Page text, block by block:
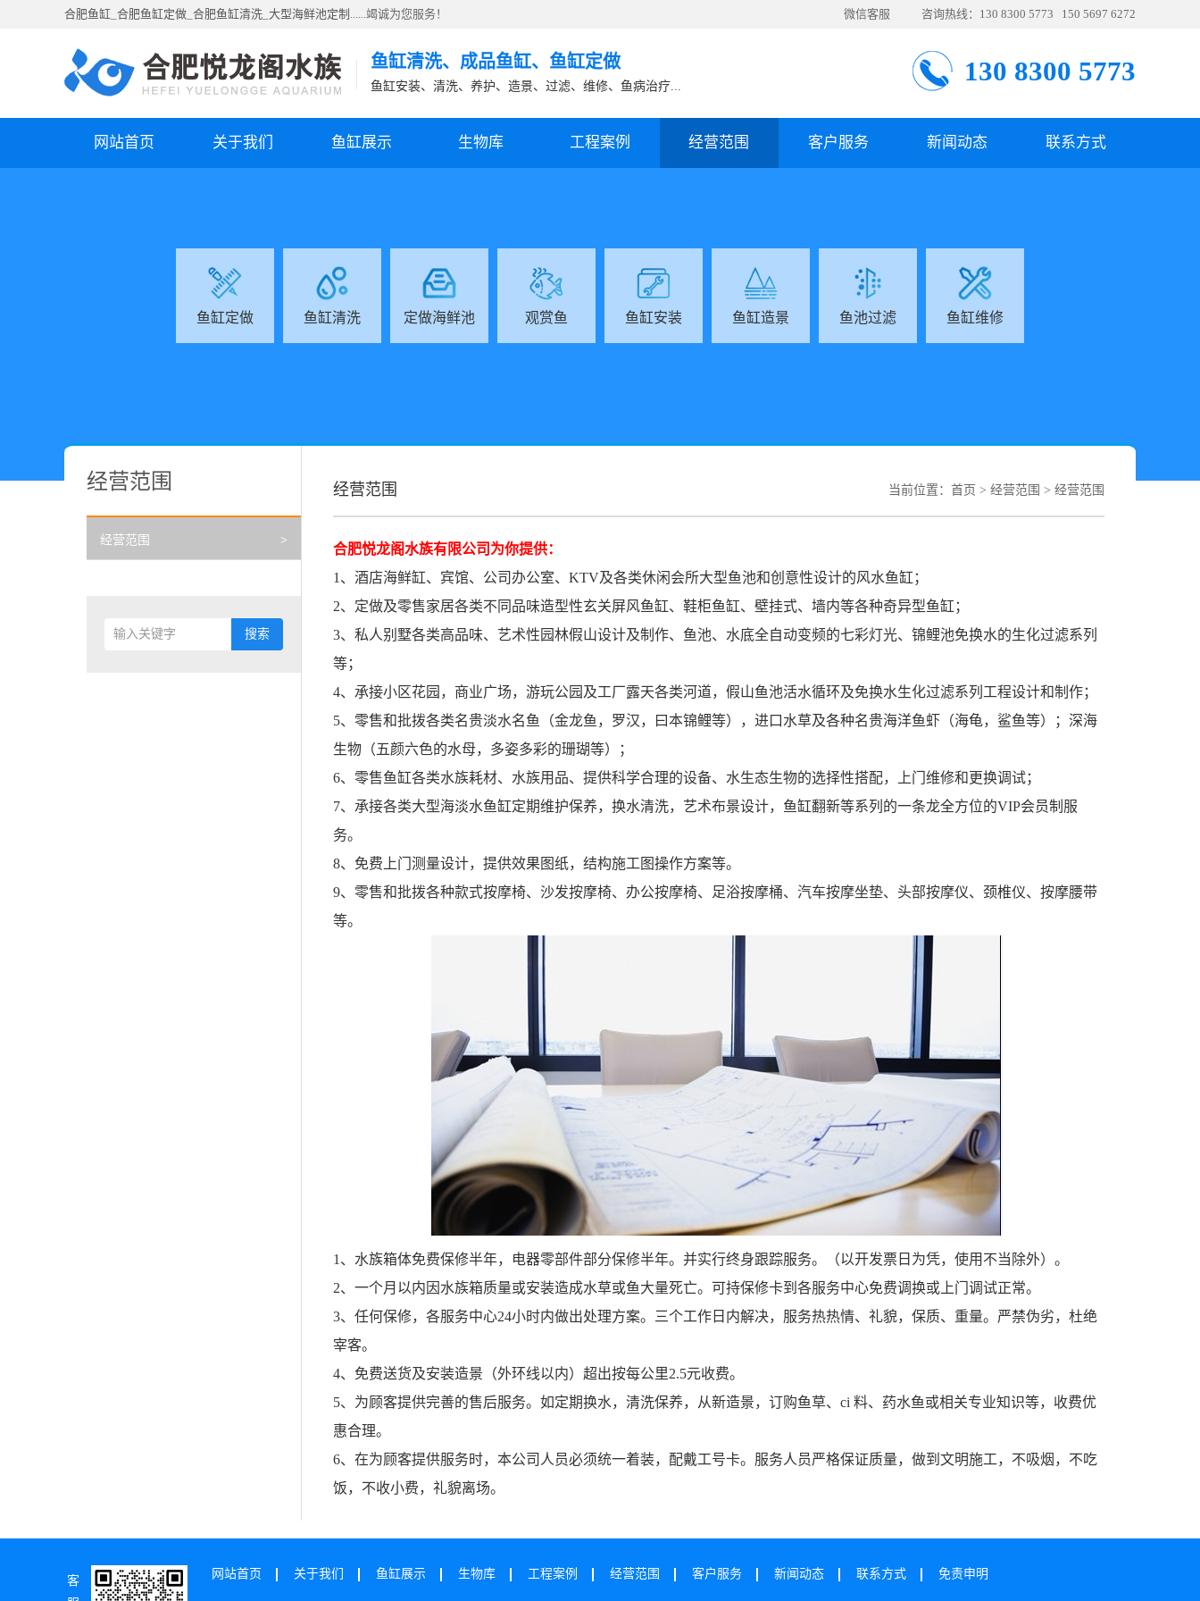
合肥鱼缸 合肥鱼缸定做 合肥鱼缸清洗 大型海鲜池定制 ......竭诚为您服务！ 微信客服 咨询热线：130 8300 5773 150 5697 6272
鱼缸清洗、 成品鱼缸、 鱼缸定做
鱼缸安装、清洗、养护、造景、过滤、维修、鱼病治疗... 130 8300 5773
网站首页 关于我们 鱼缸展示 生物库 工程案例 经营范围 客户服务 新闻动态 联系方式
鱼缸定做 鱼缸清洗 定做海鲜池 观赏鱼 鱼缸安装 鱼缸造景 鱼池过滤 鱼缸维修
经营范围
经营范围 >
经营范围 当前位置： 首页 > 经营范围 > 经营范围
合肥悦龙阁水族有限公司为你提供：
1、酒店海鲜缸、宾馆、公司办公室、KTV及各类休闲会所大型鱼池和创意性设计的风水鱼缸；
2、定做及零售家居各类不同品味造型性玄关屏风鱼缸、鞋柜鱼缸、壁挂式、墙内等各种奇异型鱼缸；
3、私人别墅各类高品味、艺术性园林假山设计及制作、鱼池、水底全自动变频的七彩灯光、锦鲤池免换水的生化过滤系列
等；
4、承接小区花园，商业广场，游玩公园及工厂露天各类河道，假山鱼池活水循环及免换水生化过滤系列工程设计和制作；
5、零售和批拨各类名贵淡水名鱼（金龙鱼，罗汉，曰本锦鲤等），进口水草及各种名贵海洋鱼虾（海龟，鲨鱼等）；深海
生物（五颜六色的水母，多姿多彩的珊瑚等）；
6、零售鱼缸各类水族耗材、水族用品、提供科学合理的设备、水生态生物的选择性搭配，上门维修和更换调试；
7、承接各类大型海淡水鱼缸定期维护保养，换水清洗，艺术布景设计，鱼缸翻新等系列的一条龙全方位的VIP会员制服
务。
8、免费上门测量设计，提供效果图纸，结构施工图操作方案等。
9、零售和批拨各种款式按摩椅、沙发按摩椅、办公按摩椅、足浴按摩桶、汽车按摩坐垫、头部按摩仪、颈椎仪、按摩腰带
等。
1、水族箱体免费保修半年，电器零部件部分保修半年。并实行终身跟踪服务。（以开发票日为凭，使用不当除外）。
2、一个月以内因水族箱质量或安装造成水草或鱼大量死亡。可持保修卡到各服务中心免费调换或上门调试正常。
3、任何保修，各服务中心24小时内做出处理方案。三个工作日内解决，服务热热情、礼貌，保质、重量。严禁伪劣，杜绝
宰客。
4、免费送货及安装造景（外环线以内）超出按每公里2.5元收费。
5、为顾客提供完善的售后服务。如定期换水，清洗保养，从新造景，订购鱼草、ci 料、药水鱼或相关专业知识等，收费优
惠合理。
6、在为顾客提供服务时，本公司人员必须统一着装，配戴工号卡。服务人员严格保证质量，做到文明施工，不吸烟，不吃
饭，不收小费，礼貌离场。
客
网站首页 关于我们 鱼缸展示 生物库 工程案例 经营范围 客户服务 新闻动态 联系方式 免责申明